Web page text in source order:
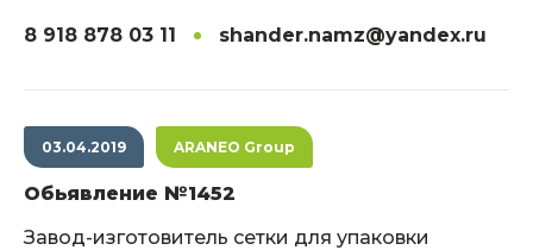
8 918 878 03 11 shander.namz@yandex.ru
03.04.2019 ARANEO Group
Обьявление №1452
Завод-изготовитель сетки для упаковки